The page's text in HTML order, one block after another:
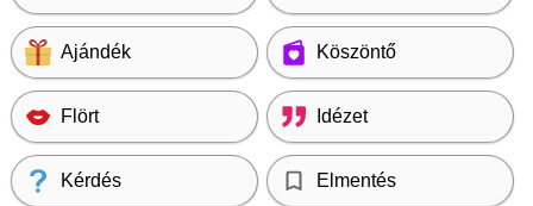
Ajándék Köszöntő
Flört Idézet
Kérdés Elmentés